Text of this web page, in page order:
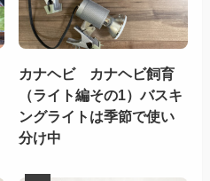
カナヘビ カナヘビ飼育
（ライト編その1）バスキ
ングライトは季節で使い
分け中